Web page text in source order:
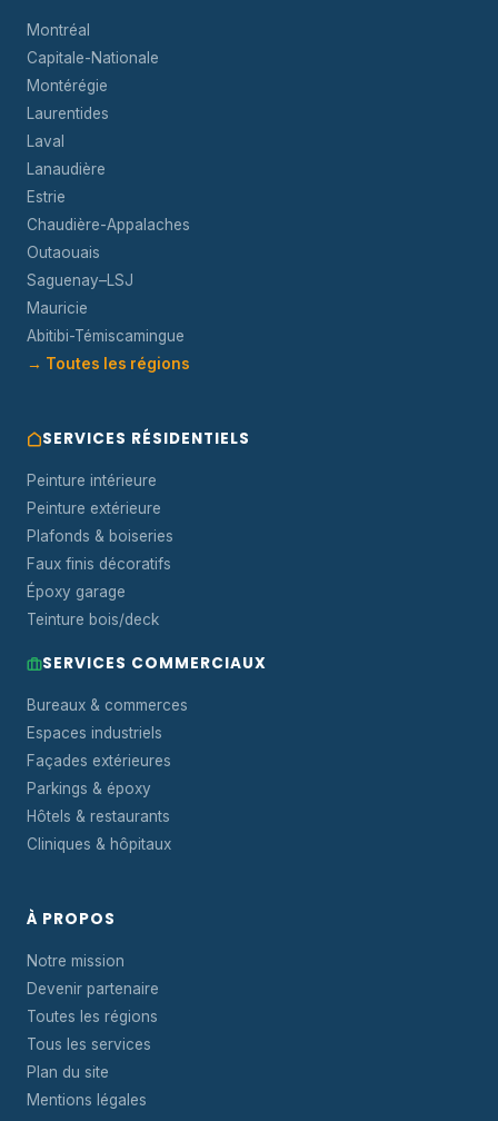
Montréal
Capitale-Nationale
Montérégie
Laurentides
Laval
Lanaudière
Estrie
Chaudière-Appalaches
Outaouais
Saguenay–LSJ
Mauricie
Abitibi-Témiscamingue
→ Toutes les régions
SERVICES RÉSIDENTIELS
Peinture intérieure
Peinture extérieure
Plafonds & boiseries
Faux finis décoratifs
Époxy garage
Teinture bois/deck
SERVICES COMMERCIAUX
Bureaux & commerces
Espaces industriels
Façades extérieures
Parkings & époxy
Hôtels & restaurants
Cliniques & hôpitaux
À PROPOS
Notre mission
Devenir partenaire
Toutes les régions
Tous les services
Plan du site
Mentions légales